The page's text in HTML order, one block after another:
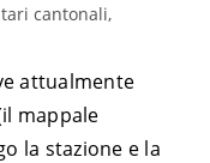
cantonali,
attualmente
mappale
la stazione e la